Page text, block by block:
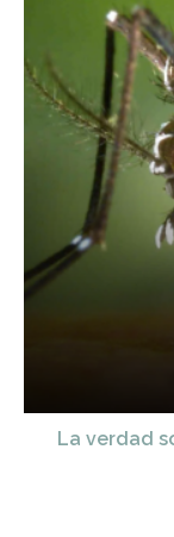
La verdad